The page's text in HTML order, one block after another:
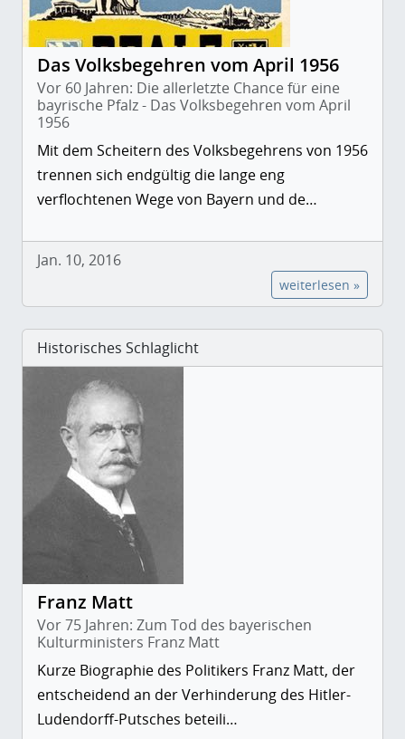
Das Volksbegehren vom April 1956
Vor 60 Jahren: Die allerletzte Chance für eine
bayrische Pfalz - Das Volksbegehren vom April
1956
Mit dem Scheitern des Volksbegehrens von 1956
trennen sich endgültig die lange eng
verflochtenen Wege von Bayern und de…
Jan. 10, 2016
weiterlesen »
Historisches Schlaglicht
Franz Matt
Vor 75 Jahren: Zum Tod des bayerischen
Kulturministers Franz Matt
Kurze Biographie des Politikers Franz Matt, der
entscheidend an der Verhinderung des Hitler-
Ludendorff-Putsches beteili…